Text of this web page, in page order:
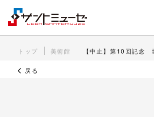
トップ 美術館 【中止】第10回記念
戻る